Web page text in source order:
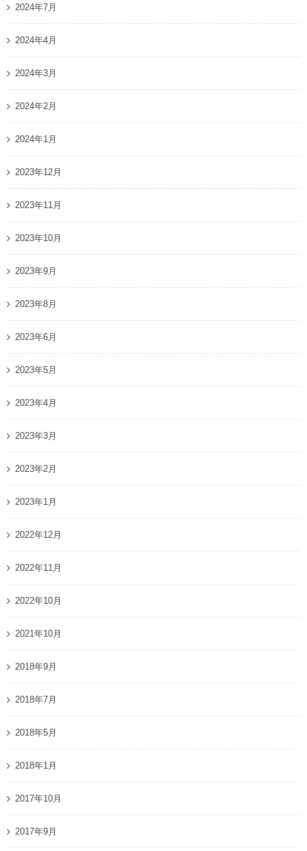
2024年7月
2024年4月
2024年3月
2024年2月
2024年1月
2023年12月
2023年11月
2023年10月
2023年9月
2023年8月
2023年6月
2023年5月
2023年4月
2023年3月
2023年2月
2023年1月
2022年12月
2022年11月
2022年10月
2021年10月
2018年9月
2018年7月
2018年5月
2018年1月
2017年10月
2017年9月